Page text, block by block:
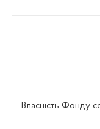
Власність Фонду